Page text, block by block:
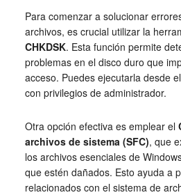
Para comenzar a solucionar
archivos, es crucial utilizar la
CHKDSK. Esta función permite
problemas en el disco duro que
acceso. Puedes ejecutarla desde
con privilegios de administrador.
Otra opción efectiva es emplear el
archivos de sistema (SFC), que
los archivos esenciales de
que estén dañados. Esto ayuda a
relacionados con el sistema de